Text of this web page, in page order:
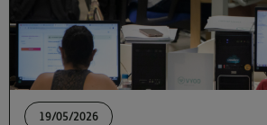
19/05/2026